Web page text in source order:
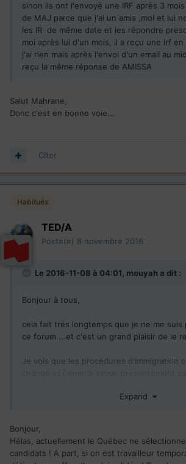
sinon ils ont l'envoyé une IRF après 3
de MAJ parce que j'ai un amis ,moi et lui
les IR de même date et les répondre
moi après lui d'un mois, il a reçu une irf
j'ai rien mais après l'envoi d'un email au
reçu la même réponse de AMISSA
Salut Mahrane,
Donc c'est en bonne voie...
Citer
Habitués
TED/A
Posté(e) 8 novembre 2016
Le 2016-11-08 à 04:01, mouyah a dit :
Bonjour à tous,
cela fait trés longtemps que je ne me suis
ce forum ...et c'est un grand plaisir de le
Je vois que les procédures d'immigration
meilleur moyen d'immigrer le plus
Je vous remercie d'avance pour votre aide
Expand
Bonjour,
Hélas, actuellement le Québec ne
candidats ! A part, si on est travailleur